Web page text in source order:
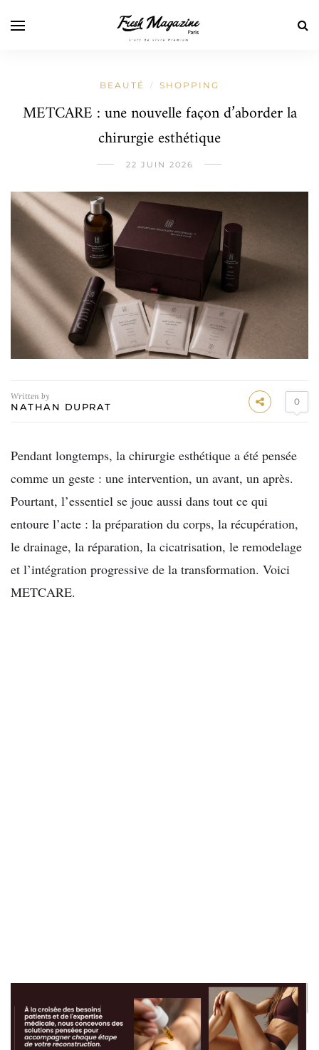
BEAUTÉ / SHOPPING
METCARE : une nouvelle façon d’aborder la
chirurgie esthétique
22 JUIN 2026
Written by
NATHAN DUPRAT 0
Pendant longtemps, la chirurgie esthétique a été pensée
comme un geste : une intervention, un avant, un après.
Pourtant, l’essentiel se joue aussi dans tout ce qui
entoure l’acte : la préparation du corps, la récupération,
le drainage, la réparation, la cicatrisation, le remodelage
et l’intégration progressive de la transformation. Voici
METCARE.